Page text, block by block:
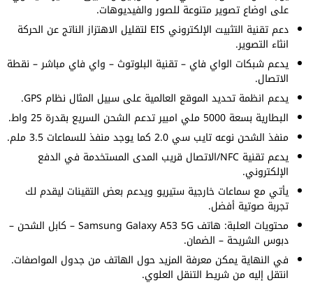
على اوضاع تصوير متنوعة للصور والفيديوهات.
دعم تقنية التثبيت الإلكتروني EIS لتقليل الاهتزاز الناتج عن الحركة
انثاء التصوير.
يدعم شبكات الواي فاي – تقنية البلوتوث – واي فاي مباشر – نقطة
الاتصال.
يدعم انظمة تحديد الموقع العالمية على سبيل المثال نظام GPS.
البطارية بسعة 5000 ملي امبير تدعم الشحن السريع بقدرة 25 واط.
منفذ الشحن نوعه تايب سي 2.0 كما يوجد منفذ للسماعات 3.5 ملم.
يدعم تقنية NFC/الاتصال قريب المدى المستخدمة في الدفع
الإلكتروني.
يأتي مع سماعات خارجية ستيريو ويدعم بعض التقينات ليقدم لك
تجربة صوتية أفضل.
محتويات العلبة: هاتف Samsung Galaxy A53 5G – كابل الشحن –
دبوس الشريحة – الضمان.
في النهاية يمكن معرفة المزيد حول الهاتف من جدول المواصفات.
انتقل إليه من شريط التنقل العلوي.